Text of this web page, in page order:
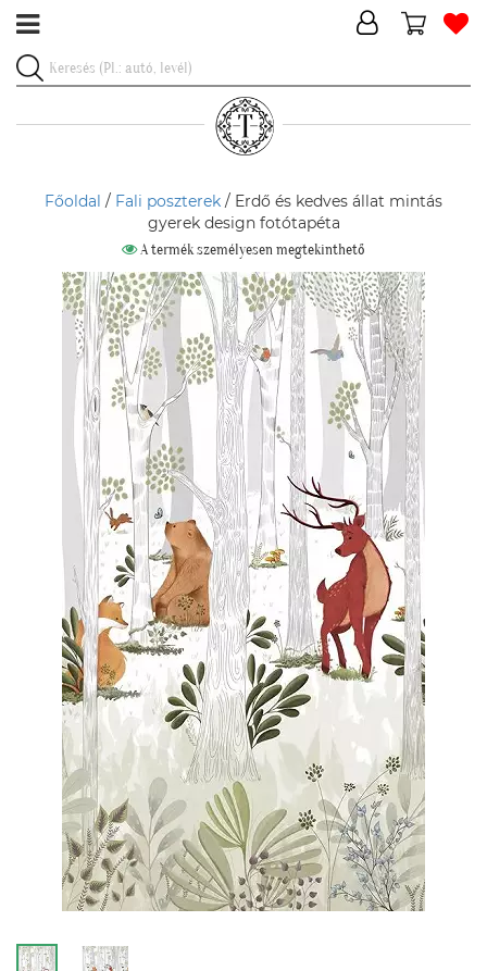
Főoldal / Fali poszterek / Erdő és kedves állat mintás
gyerek design fotótapéta
A termék személyesen megtekinthető